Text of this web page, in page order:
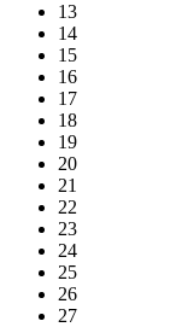
13
14
15
16
17
18
19
20
21
22
23
24
25
26
27